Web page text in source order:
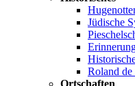
Jüdische
Roland de
Ortschaften